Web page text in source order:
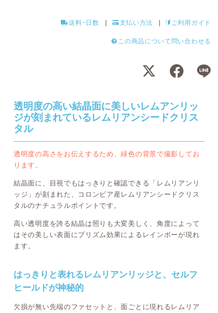
送料･日数 支払い方法 ご利用ガイド
この商品について問い合わせる
透明度の高い結晶面に美しいレムアンリッ
ジが刻まれているレムリアンシードクリス
タル
透明度の高さをお伝えするため、緑色の背景で撮影してお
ります。
結晶面に、目視でもはっきりと確認できる「レムリアンリ
ッジ」が刻まれた、コロンビア産レムリアンシードクリス
タルのナチュラルポイントです。
高い透明度を誇る結晶は照りも大変美しく、角度によって
はその美しい表面にプリズム効果によるレインボーが現れ
ます。
はっきりと表れるレムリアンリッジと、セルフ
ヒールドが神秘的
欠損が無い先端のファセットと、面ごとに現れるレムリア